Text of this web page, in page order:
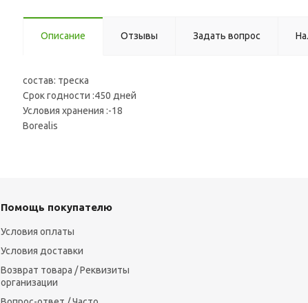
Описание Отзывы Задать вопрос
состав: треска
Срок годности :450 дней
Условия хранения :-18
Borealis
Помощь покупателю
Условия оплаты
Условия доставки
Возврат товара / Реквизиты
организации